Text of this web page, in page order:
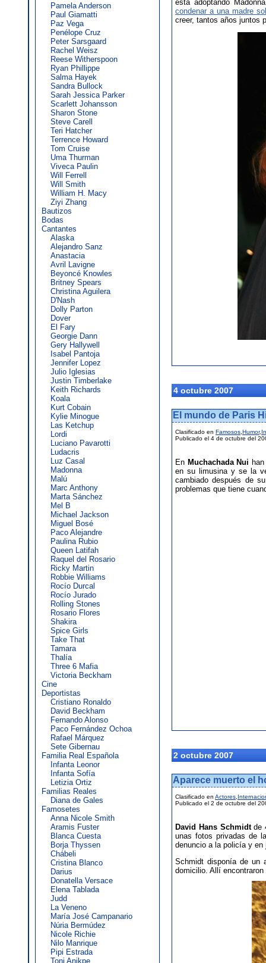
Pamela Anderson
Paul Giamatti
Paz Vega
Penélope Cruz
Peter Sarsgaard
Rachel Weisz
Reese Witherspoon
Ryan Phillippe
Salma Hayek
Sandra Bullock
Sarah Jessica Parker
Scarlett Johansson
Sharon Stone
Steve Carell
Teri Hatcher
Terrence Howard
Tom Cruise
Uma Thurman
Viveca Paulin
Will Ferrell
Will Smith
William H. Macy
Ziyi Zhang
Bautizos
Bodas
Cantantes
Alaska
Alejandro Sanz
Anastacia
Avril Lavigne
Beyoncé Knowles
Britney Spears
Christina Aguilera
D'Nash
Dolly Parton
Dover
El Fary
Georgie Dann
Gery Hallywell
Isabel Pantoja
Jennifer Lopez
Julio Iglesias
Justin Timberlake
Keith Richards
Koala
Kurt Cobain
Kylie Minogue
Las Ketchup
Lordi
Luciano Pavarotti
Ludacris
Luz Casal
Madonna
Malú
Marc Anthony
Marta Sánchez
Mel B
Michael Jackson
Miguel Bosé
Paco Alejandre
Paulina Rubio
Queen Latifah
Raquel del Rosario
Ricky Martin
Robbie Williams
Rocío Durcal
Rocío Jurado
Rolling Stones
Rosario Flores
Shakira
Spice Girls
Take That
Tamara
Thalía
Three 6 Mafia
Victoria Beckham
Cine
Deportistas
Cristiano Ronaldo
David Beckham
Fernando Alonso
Paco Fernández Ochoa
Rafael Márquez
Sete Gibernau
Familia Real Española
Infanta Leonor
Infanta Sofía
Letizia Ortiz
Familias Reales
Diana de Gales
Famosetes
Anna Nicole Smith
Aramis Fuster
Blanca Cuesta
Borja Thyssen
Chábeli
Cristina Blanco
Darius
Donatella Versace
Elena Tablada
Judd
La Veneno
María José Campanario
Núria Bermúdez
Nicole Richie
Nilo Manrique
Pipi Estrada
Toni Anikpe
esta adoptando
condenar a una madre
creer, tantos años juntos
4 octubre 2007
El mundo de Paris
Clasificado en Famosos Humor,
Publicado el 4 de octubre del
En Muchachada Nui
en su limusina y se la
cambiado después de
problemas que tiene
2 octubre 2007
Aparece muerto el
Clasificado en Actores
Publicado el 2 de octubre del
David Hans Schmidtde
unas fotos privadas de
denuncio a la policía y en
Schmidt disponía de un
domicilio. Allí